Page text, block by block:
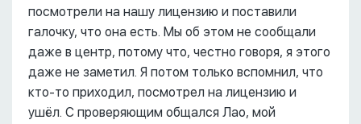
посмотрели на нашу лицензию и поставили
галочку, что она есть. Мы об этом не сообщали
даже в центр, потому что, честно говоря, я этого
даже не заметил. Я потом только вспомнил, что
кто-то приходил, посмотрел на лицензию и
ушёл. С проверяющим общался Лао, мой